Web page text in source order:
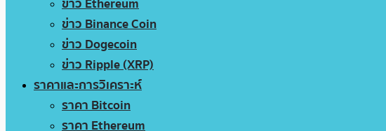
ข่าว Binance Coin
ข่าว Dogecoin
ข่าว Ripple (XRP)
ราคาและการวิเคราะห์
ราคา Bitcoin
ราคา Ethereum